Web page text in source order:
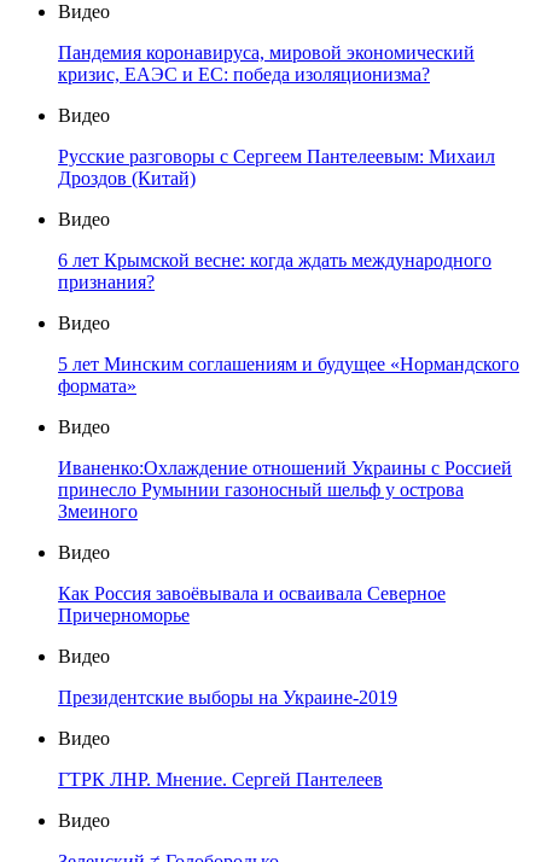
Видео
Пандемия коронавируса, мировой экономический
кризис, ЕАЭС и ЕС: победа изоляционизма?
Видео
Русские разговоры с Сергеем Пантелеевым: Михаил
Дроздов (Китай)
Видео
6 лет Крымской весне: когда ждать международного
признания?
Видео
5 лет Минским соглашениям и будущее «Нормандского
формата»
Видео
Иваненко:Охлаждение отношений Украины с Россией
принесло Румынии газоносный шельф у острова
Змеиного
Видео
Как Россия завоёвывала и осваивала Северное
Причерноморье
Видео
Президентские выборы на Украине-2019
Видео
ГТРК ЛНР. Мнение. Сергей Пантелеев
Видео